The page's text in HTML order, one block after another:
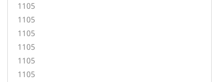
1105
1105
1105
1105
1105
1105